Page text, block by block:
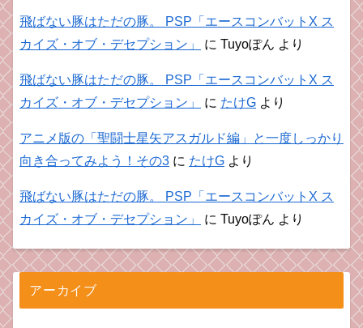
飛ばない豚はただの豚。 PSP「エースコンバットX ス
カイズ・オブ・デセプション」
に Tuyoぽん より
飛ばない豚はただの豚。 PSP「エースコンバットX ス
カイズ・オブ・デセプション」
に たけG より
アニメ版の「聖闘士星矢アスガルド編」と一度しっかり
向き合ってみよう！その3 に たけG より
飛ばない豚はただの豚。 PSP「エースコンバットX ス
カイズ・オブ・デセプション」
に Tuyoぽん より
アーカイブ